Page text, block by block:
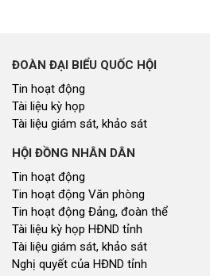
ĐOÀN ĐẠI BIỂU QUỐC HỘI
Tin hoạt động
Tài liệu kỳ họp
Tài liệu giám sát, khảo sát
HỘI ĐỒNG NHÂN DÂN
Tin hoạt động
Tin hoạt động Văn phòng
Tin hoạt động Đảng, đoàn thể
Tài liệu kỳ họp HĐND tỉnh
Tài liệu giám sát, khảo sát
Nghị quyết của HĐND tỉnh